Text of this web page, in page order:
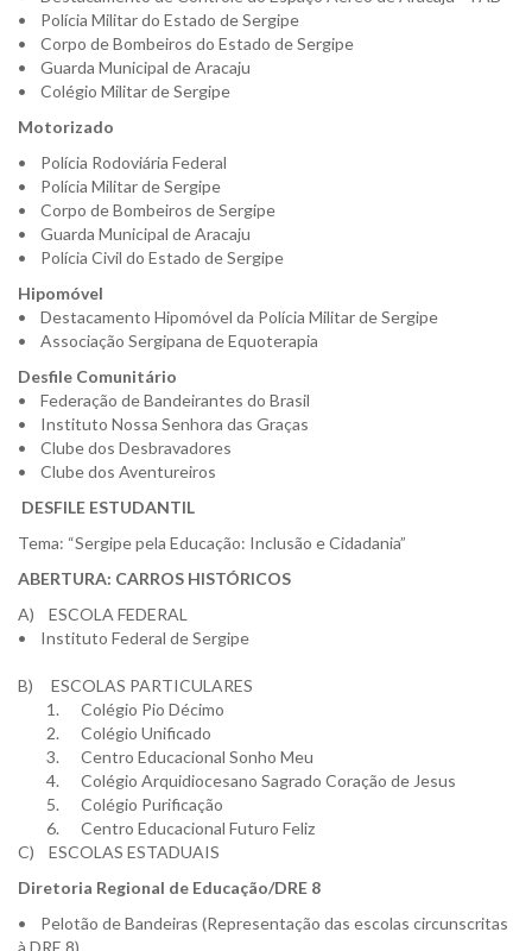
• Polícia Militar do Estado de Sergipe
• Corpo de Bombeiros do Estado de Sergipe
• Guarda Municipal de Aracaju
• Colégio Militar de Sergipe
Motorizado
• Polícia Rodoviária Federal
• Polícia Militar de Sergipe
• Corpo de Bombeiros de Sergipe
• Guarda Municipal de Aracaju
• Polícia Civil do Estado de Sergipe
Hipomóvel
• Destacamento Hipomóvel da Polícia Militar de Sergipe
• Associação Sergipana de Equoterapia
Desfile Comunitário
• Federação de Bandeirantes do Brasil
• Instituto Nossa Senhora das Graças
• Clube dos Desbravadores
• Clube dos Aventureiros
DESFILE ESTUDANTIL
Tema: “Sergipe pela Educação: Inclusão e Cidadania”
ABERTURA: CARROS HISTÓRICOS
A) ESCOLA FEDERAL
• Instituto Federal de Sergipe
B) ESCOLAS PARTICULARES
1. Colégio Pio Décimo
2. Colégio Unificado
3. Centro Educacional Sonho Meu
4. Colégio Arquidiocesano Sagrado Coração de Jesus
5. Colégio Purificação
6. Centro Educacional Futuro Feliz
C) ESCOLAS ESTADUAIS
Diretoria Regional de Educação/DRE 8
• Pelotão de Bandeiras (Representação das escolas circunscritas